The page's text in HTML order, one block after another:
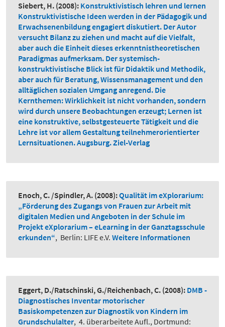
Siebert, H. (2008): Konstruktivistisch lehren und lernen
Konstruktivistische Ideen werden in der Pädagogik und
Erwachsenenbildung engagiert diskutiert. Der Autor
versucht Bilanz zu ziehen und macht auf die Vielfalt,
aber auch die Einheit dieses erkenntnistheoretischen
Paradigmas aufmerksam. Der systemisch-
konstruktivistische Blick ist für Didaktik und Methodik,
aber auch für Beratung, Wissensmanagement und den
alltäglichen sozialen Umgang anregend. Die
Kernthemen: Wirklichkeit ist nicht vorhanden, sondern
wird durch unsere Beobachtungen erzeugt; Lernen ist
eine konstruktive, selbstgesteuerte Tätigkeit und die
Lehre ist vor allem Gestaltung teilnehmerorientierter
Lernsituationen. Augsburg. Ziel-Verlag
Enoch, C. /Spindler, A. (2008):Qualität im eXplorarium:
„Förderung des Zugangs von Frauen zur Arbeit mit
digitalen Medien und Angeboten in der Schule im
Projekt eXplorarium – eLearning in der Ganztagsschule
erkunden“, Berlin: LIFE e.V. Weitere Informationen
Eggert, D./Ratschinski, G./Reichenbach, C. (2008): DMB -
Diagnostisches Inventar motorischer
Basiskompetenzen zur Diagnostik von Kindern im
Grundschulalter, 4. überarbeitete Aufl., Dortmund: